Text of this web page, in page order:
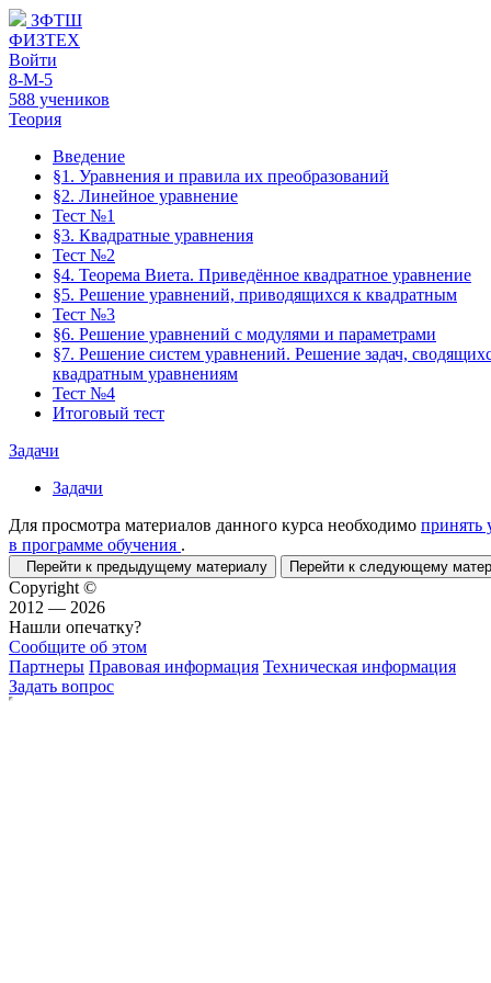
ЗФТШ
ФИЗТЕХ
Войти
8-М-5
588 учеников
Теория
Введение
§1. Уравнения и правила их преобразований
§2. Линейное уравнение
Тест №1
§3. Квадратные уравнения
Тест №2
§4. Теорема Виета. Приведённое квадратное уравнение
§5. Решение уравнений, приводящихся к квадратным
Тест №3
§6. Решение уравнений с модулями и параметрами
§7. Решение систем уравнений. Решение задач,
квадратным уравнениям
Тест №4
Итоговый тест
Задачи
Задачи
Для просмотра материалов данного курса необходимо принять
в программе обучения .
Перейти к предыдущему материалу Перейти к следующему
Copyright ©
2012 — 2026
Нашли опечатку?
Сообщите об этом
Партнеры Правовая информация Техническая информация
Задать вопрос